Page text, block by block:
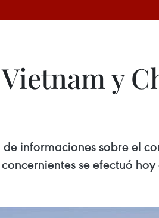
y
informaciones sobre el
se efectuó